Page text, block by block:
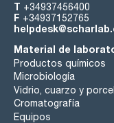
T +34937456400
F +34937152765
Material de
Productos químicos
Microbiología
Vidrio, cuarzo y
Cromatografía
Equipos